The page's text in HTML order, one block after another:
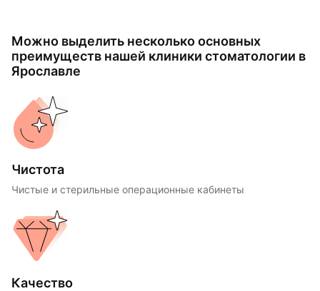
Можно выделить несколько основных
преимуществ нашей клиники стоматологии в
Ярославле
Чистота
Чистые и стерильные операционные кабинеты
Качество